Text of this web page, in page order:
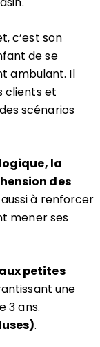
c’est son
de se
ambulant. Il
clients et
scénarios
la
des
aussi à renforcer
mener ses
petites
une
3 ans.
.